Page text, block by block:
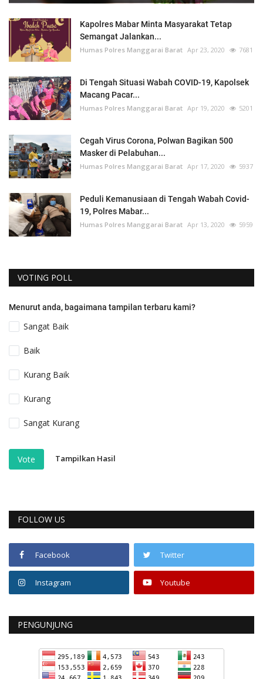
Kapolres Mabar Minta Masyarakat Tetap
Semangat Jalankan...
Humas Polres Manggarai Barat Apr 23, 2020 7681
Di Tengah Situasi Wabah COVID-19, Kapolsek
Macang Pacar...
Humas Polres Manggarai Barat Apr 19, 2020 5201
Cegah Virus Corona, Polwan Bagikan 500
Masker di Pelabuhan...
Humas Polres Manggarai Barat Apr 17, 2020 5937
Peduli Kemanusiaan di Tengah Wabah Covid-
19, Polres Mabar...
Humas Polres Manggarai Barat Apr 13, 2020 5959
VOTING POLL
Menurut anda, bagaimana tampilan terbaru kami?
Sangat Baik
Baik
Kurang Baik
Kurang
Sangat Kurang
Vote Tampilkan Hasil
FOLLOW US
Facebook Twitter
Instagram Youtube
PENGUNJUNG